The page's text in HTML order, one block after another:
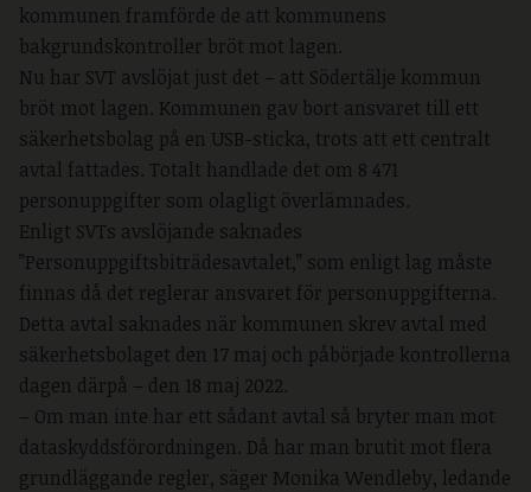
kommunen framförde de att kommunens
bakgrundskontroller bröt mot lagen.
Nu har SVT avslöjat just det – att Södertälje kommun
bröt mot lagen. Kommunen gav bort ansvaret till ett
säkerhetsbolag på en USB-sticka, trots att ett centralt
avtal fattades. Totalt handlade det om 8 471
personuppgifter som olagligt överlämnades.
Enligt SVTs avslöjande saknades
”Personuppgiftsbiträdesavtalet,” som enligt lag måste
finnas då det reglerar ansvaret för personuppgifterna.
Detta avtal saknades när kommunen skrev avtal med
säkerhetsbolaget den 17 maj och påbörjade kontrollerna
dagen därpå – den 18 maj 2022.
– Om man inte har ett sådant avtal så bryter man mot
dataskyddsförordningen. Då har man brutit mot flera
grundläggande regler, säger Monika Wendleby, ledande